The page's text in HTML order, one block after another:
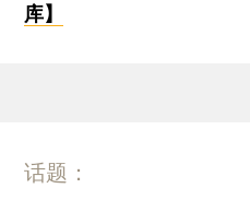
库】
话题：